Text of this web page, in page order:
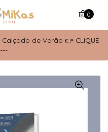
de Verão 👉 CLIQUE
0